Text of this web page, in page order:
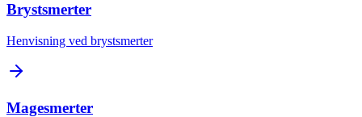
Brystsmerter
Henvisning ved brystsmerter
Magesmerter